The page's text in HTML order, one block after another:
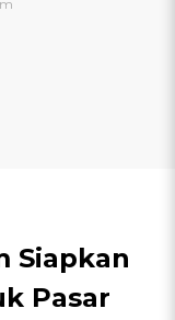
Siapkan
Pasar